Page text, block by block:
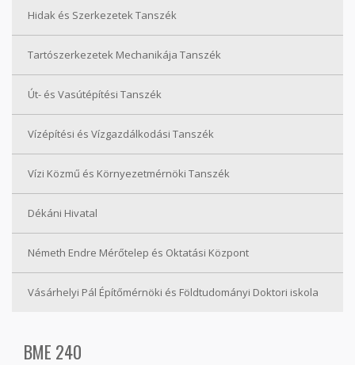
Hidak és Szerkezetek Tanszék
Tartószerkezetek Mechanikája Tanszék
Út- és Vasútépítési Tanszék
Vízépítési és Vízgazdálkodási Tanszék
Vízi Közmű és Környezetmérnöki Tanszék
Dékáni Hivatal
Németh Endre Mérőtelep és Oktatási Központ
Vásárhelyi Pál Építőmérnöki és Földtudományi Doktori iskola
BME 240